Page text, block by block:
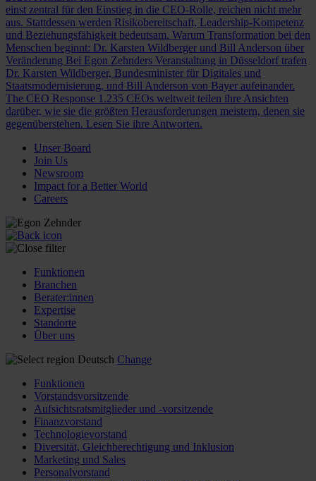
einst zentral für den Einstieg in die CEO-Rolle, reichen nicht mehr
aus. Stattdessen werden Risikobereitschaft, Leadership-Kompetenz
und Beziehungsfähigkeit bedeutsam. Warum Transformation bei den
Menschen beginnt: Dr. Karsten Wildberger und Bill Anderson über
Veränderung Bei Egon Zehnders Veranstaltung in Düsseldorf trafen
Dr. Karsten Wildberger, Bundesminister für Digitales und
Staatsmodernisierung, und Bill Anderson von Bayer aufeinander.
The CEO Response 1.235 CEOs weltweit teilen ihre Ansichten
darüber, wie sie die größten Herausforderungen meistern, denen sie
gegenüberstehen. Lesen Sie ihre Antworten.
Unser Board
Join Us
Newsroom
Impact for a Better World
Careers
Funktionen
Branchen
Berater:innen
Expertise
Standorte
Über uns
Deutsch Change
Funktionen
Vorstandsvorsitzende
Aufsichtsratsmitglieder und -vorsitzende
Finanzvorstand
Technologievorstand
Diversität, Gleichberechtigung und Inklusion
Marketing und Sales
Personalvorstand